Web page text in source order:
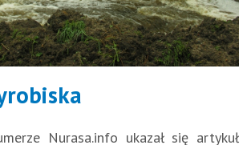
Nurasa.info ukazał się artykuł